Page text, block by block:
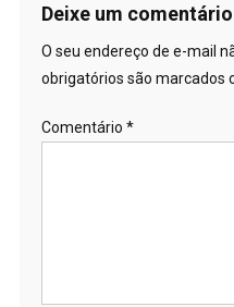
Deixe um comentário
O seu endereço de e-mail
obrigatórios são marcados
Comentário *